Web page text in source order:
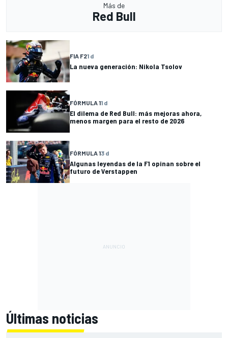
Más de
Red Bull
FIA F21 d
La nueva generación: Nikola Tsolov
FÓRMULA 11 d
El dilema de Red Bull: más mejoras ahora,
menos margen para el resto de 2026
FÓRMULA 13 d
Algunas leyendas de la F1 opinan sobre el
futuro de Verstappen
Últimas noticias